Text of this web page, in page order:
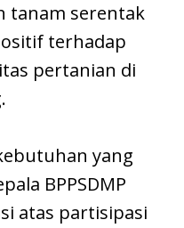
tanam serentak
terhadap
pertanian di
yang
BPPSDMP
atas partisipasi